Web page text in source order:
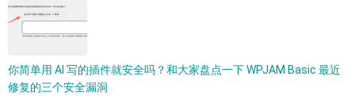
你简单用 AI 写的插件就安全吗？和大家盘点一下 WPJAM Basic 最近
修复的三个安全漏洞